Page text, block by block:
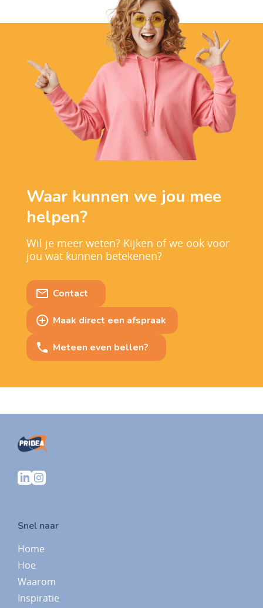
Waar kunnen we jou mee
helpen?
Wil je meer weten? Kijken of we ook voor
jou wat kunnen betekenen?
Contact
Maak direct een afspraak
Meteen even bellen?
Snel naar
Home
Hoe
Waarom
Inspiratie